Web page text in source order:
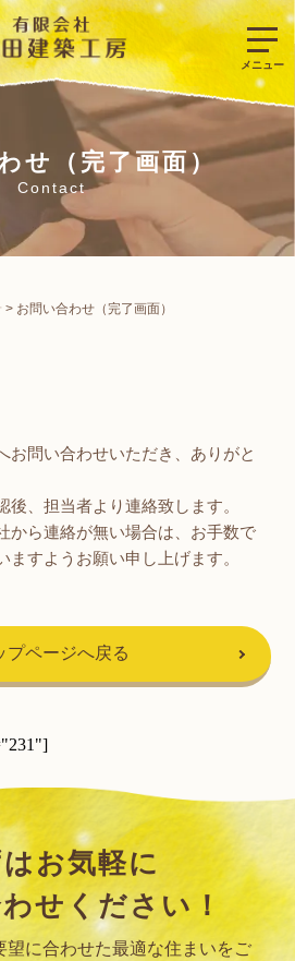
せ（完了画面）
Contact
> お問い合わせ（完了画面）
お問い合わせいただき、ありがと
後、担当者より連絡致します。
から連絡が無い場合は、お手数で
ますようお願い申し上げます。
プページへ戻る
お気軽に
せください！
望に合わせた最適な住まいをご